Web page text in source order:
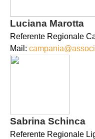
Luciana Marotta
Referente Regionale
Mail:
Sabrina Schinca
Referente Regionale